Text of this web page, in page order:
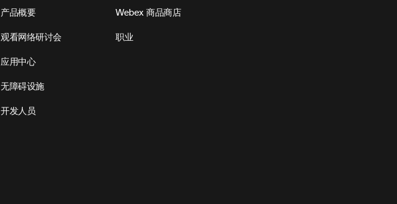
产品概要
观看网络研讨会
应用中心
无障碍设施
开发人员
Webex 商品商店
职业